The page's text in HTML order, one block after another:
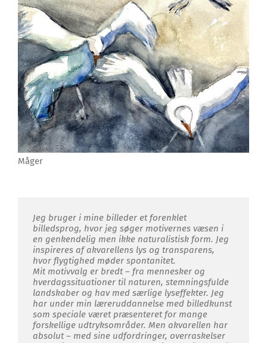
Måger
Jeg bruger i mine billeder et forenklet
billedsprog, hvor jeg søger motivernes væsen i
en genkendelig men ikke naturalistisk form. Jeg
inspireres af akvarellens lys og transparens,
hvor flygtighed møder spontanitet.
Mit motivvalg er bredt – fra mennesker og
hverdagssituationer til naturen, stemningsfulde
landskaber og hav med særlige lyseffekter. Jeg
har under min læreruddannelse med billedkunst
som speciale været præsenteret for mange
forskellige udtryksområder. Men akvarellen har
absolut – med sine udfordringer, overraskelser